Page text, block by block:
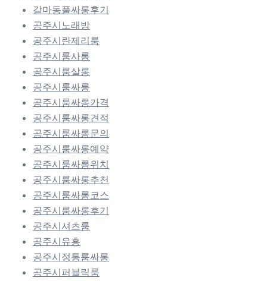
갈마동풀싸롱후기
공주시노래방
공주시란제리룸
공주시룸사롱
공주시룸살롱
공주시룸싸롱
공주시룸싸롱가격
공주시룸싸롱견적
공주시룸싸롱문의
공주시룸싸롱예약
공주시룸싸롱위치
공주시룸싸롱추천
공주시룸싸롱코스
공주시룸싸롱후기
공주시셔츠룸
공주시유흥
공주시정통룸싸롱
공주시퍼블릭룸